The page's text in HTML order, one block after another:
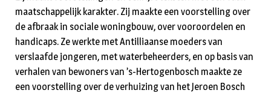
maatschappelijk karakter. Zij maakte een voorstelling over
de afbraak in sociale woningbouw, over vooroordelen en
handicaps. Ze werkte met Antilliaanse moeders van
verslaafde jongeren, met waterbeheerders, en op basis van
verhalen van bewoners van ’s-Hertogenbosch maakte ze
een voorstelling over de verhuizing van het Jeroen Bosch